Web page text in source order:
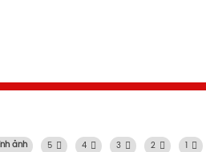
ảnh 5 4 3 2